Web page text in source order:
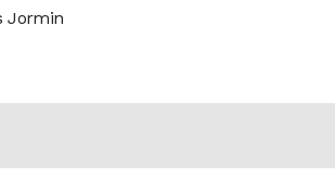
Jormin